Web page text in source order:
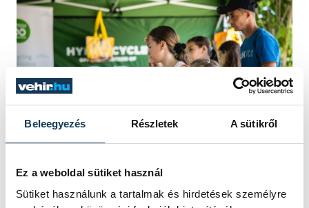
Beleegyezés Részletek A sütikről
Ez a weboldal sütiket használ
Sütiket használunk a tartalmak és hirdetések személyre
Hol találkozhattok még a Tiszta